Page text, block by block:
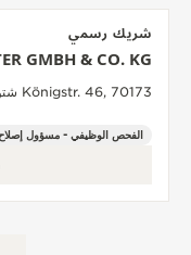
شريك رسمي
GMBH & CO. KG
Königstr. 46, 70173 شتوتغارت, ألمانيا
الفحص الوظيفي - مسؤول